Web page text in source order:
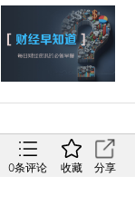
0条评论 收藏 分享